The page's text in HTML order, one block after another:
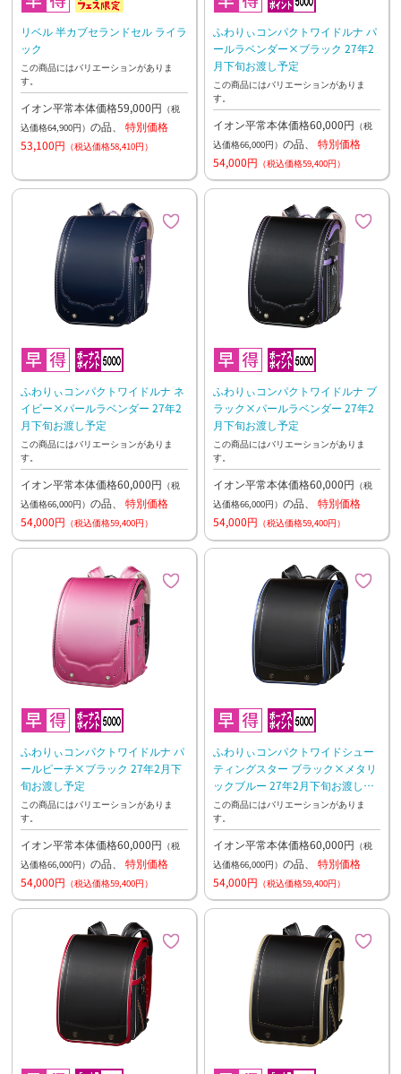
リベル 半カブセランドセル ライラ
ック
この商品にはバリエーションがありま
す。
イオン平常本体価格59,000円 （税
込価格64,900円） の品、 特別価格
53,100円 （税込価格58,410円）
ふわりぃコンパクトワイドルナ パ
ールラベンダー×ブラック 27年2
月下旬お渡し予定
この商品にはバリエーションがありま
す。
イオン平常本体価格60,000円 （税
込価格66,000円） の品、 特別価格
54,000円 （税込価格59,400円）
ふわりぃコンパクトワイドルナ ネ
イビー×パールラベンダー 27年2
月下旬お渡し予定
この商品にはバリエーションがありま
す。
イオン平常本体価格60,000円 （税
込価格66,000円） の品、 特別価格
54,000円 （税込価格59,400円）
ふわりぃコンパクトワイドルナ ブ
ラック×パールラベンダー 27年2
月下旬お渡し予定
この商品にはバリエーションがありま
す。
イオン平常本体価格60,000円 （税
込価格66,000円） の品、 特別価格
54,000円 （税込価格59,400円）
ふわりぃコンパクトワイドルナ パ
ールピーチ×ブラック 27年2月下
旬お渡し予定
この商品にはバリエーションがありま
す。
イオン平常本体価格60,000円 （税
込価格66,000円） の品、 特別価格
54,000円 （税込価格59,400円）
ふわりぃコンパクトワイドシュー
ティングスター ブラック×メタリ
ックブルー 27年2月下旬お渡し予
定
この商品にはバリエーションがありま
す。
イオン平常本体価格60,000円 （税
込価格66,000円） の品、 特別価格
54,000円 （税込価格59,400円）